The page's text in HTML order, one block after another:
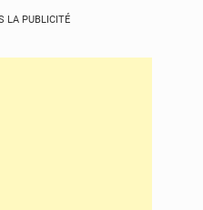
LA PUBLICITÉ